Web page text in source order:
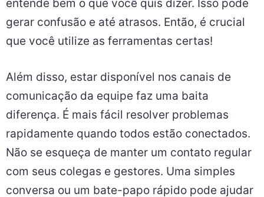
entende bem o que você quis dizer. Isso pode
gerar confusão e até atrasos. Então, é crucial
que você utilize as ferramentas certas!
Além disso, estar disponível nos canais de
comunicação da equipe faz uma baita
diferença. É mais fácil resolver problemas
rapidamente quando todos estão conectados.
Não se esqueça de manter um contato regular
com seus colegas e gestores. Uma simples
conversa ou um bate-papo rápido pode ajudar